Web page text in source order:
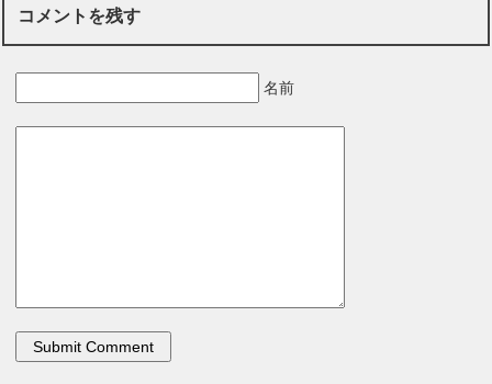
コメントを残す
名前